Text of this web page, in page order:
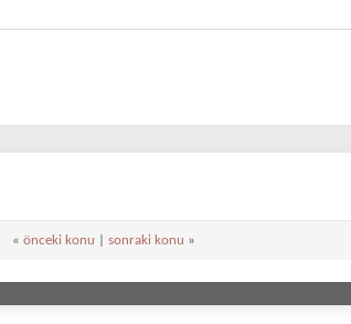
« önceki konu sonraki konu »